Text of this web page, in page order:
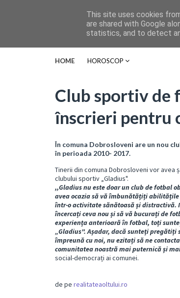
HOME HOROSCOP
Club sportiv de
înscrieri pentru
În comuna Dobrosloveni are un nou
în perioada 2010- 2017.
Tinerii din comuna Dobrosloveni vor avea
clubului sportiv „Gladius".
,,Gladius nu este doar un club de fotbal
avea ocazia să vă îmbunătățiți
într-o activitate sănătoasă și distractivă.
încercați ceva nou și să vă bucurați de
experiența anterioară în fotbal, toți
„Gladius". Așadar, dacă sunteți
împreună cu noi, nu ezitați să ne
comunitatea noastră mai puternică și
social-democrați ai comunei.
de pe realitateaoltului.ro
This site uses cookies
are shared with Google
statistics, and to detect